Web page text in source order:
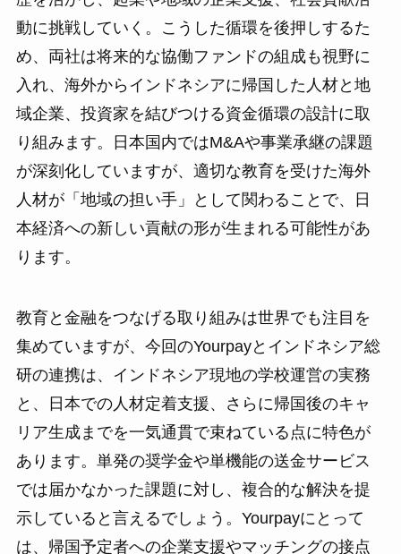
動に挑戦していく。こうした循環を後押しするた
め、両社は将来的な協働ファンドの組成も視野に
入れ、海外からインドネシアに帰国した人材と地
域企業、投資家を結びつける資金循環の設計に取
り組みます。日本国内ではM&Aや事業承継の課題
が深刻化していますが、適切な教育を受けた海外
人材が「地域の担い手」として関わることで、日
本経済への新しい貢献の形が生まれる可能性があ
ります。
教育と金融をつなげる取り組みは世界でも注目を
集めていますが、今回のYourpayとインドネシア総
研の連携は、インドネシア現地の学校運営の実務
と、日本での人材定着支援、さらに帰国後のキャ
リア生成までを一気通貫で束ねている点に特色が
あります。単発の奨学金や単機能の送金サービス
では届かなかった課題に対し、複合的な解決を提
示していると言えるでしょう。Yourpayにとって
は、帰国予定者への企業支援やマッチングの接点